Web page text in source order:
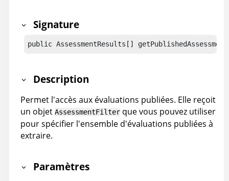
Signature
public AssessmentResults[]
Description
Permet l'accès aux évaluations publiées. Elle reçoit
un objet AssessmentFilter que vous pouvez utiliser
pour spécifier l'ensemble d'évaluations publiées à
extraire.
Paramètres